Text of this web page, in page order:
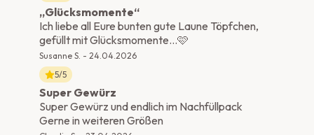
„Glücksmomente“
Ich liebe all Eure bunten gute Laune Töpfchen,
gefüllt mit Glücksmomente…🩷
Susanne S. - 24.04.2026
5/5
Super Gewürz
Super Gewürz und endlich im Nachfüllpack
Gerne in weiteren Größen